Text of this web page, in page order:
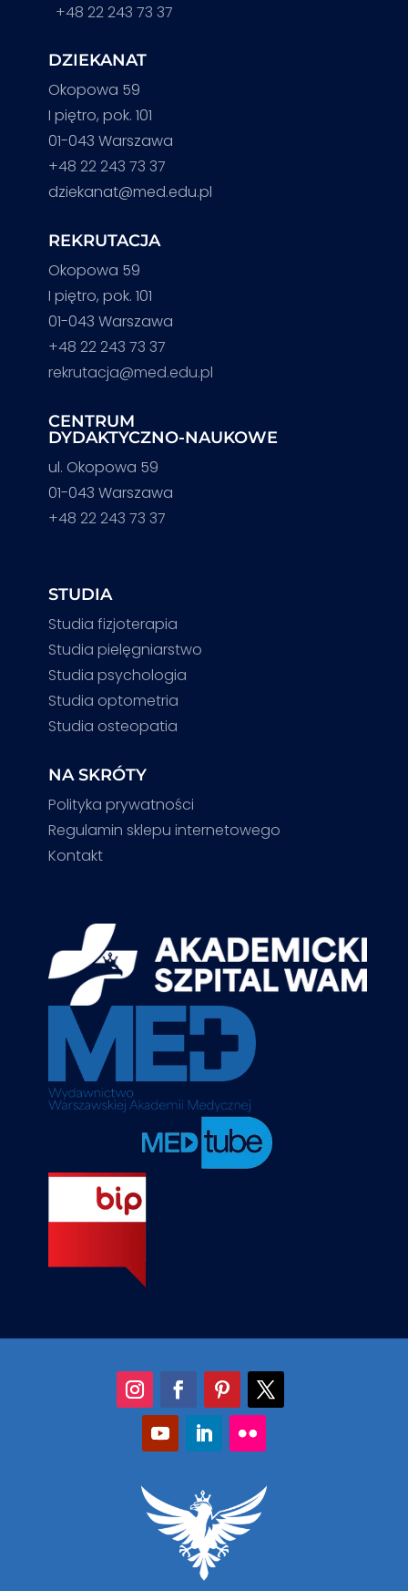
+48 22 243 73 37
DZIEKANAT
Okopowa 59
I piętro, pok. 101
01-043 Warszawa
+48 22 243 73 37
dziekanat@med.edu.pl
REKRUTACJA
Okopowa 59
I piętro, pok. 101
01-043 Warszawa
+48 22 243 73 37
rekrutacja@med.edu.pl
CENTRUM
DYDAKTYCZNO-NAUKOWE
ul. Okopowa 59
01-043 Warszawa
+48 22 243 73 37
STUDIA
Studia fizjoterapia
Studia pielęgniarstwo
Studia psychologia
Studia optometria
Studia osteopatia
NA SKRÓTY
Polityka prywatności
Regulamin sklepu internetowego
Kontakt